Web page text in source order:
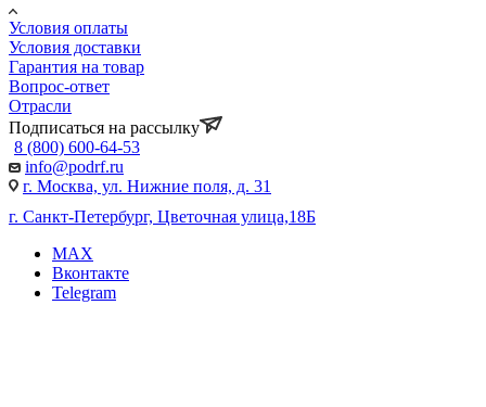
Условия оплаты
Условия доставки
Гарантия на товар
Вопрос-ответ
Отрасли
Подписаться на рассылку
8 (800) 600-64-53
info@podrf.ru
г. Москва, ул. Нижние поля, д. 31
г. Санкт-Петербург, Цветочная улица,18Б
MAX
Вконтакте
Telegram